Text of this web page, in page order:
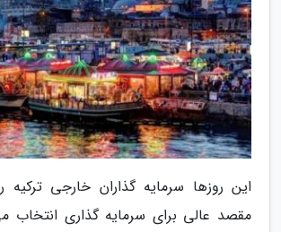
این روزها سرمایه گذاران خارجی ترکیه
مقصد عالی برای سرمایه گذاری انتخاب